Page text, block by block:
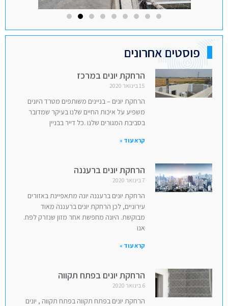
פוסטים אחרונים
הרחקת יונים במרכז
הרחקת יונים – בניינים משותפים מטרד היונים
משפיע על איכות החיים שלנו בעיקר שמדובר
בסביבת המגורים שלנו .כל דייר בבניין
קרא עוד »
הרחקת יונים ברעננה
הרחקת יונים ברעננה יונה מתאפיינת באזורים
עירוניים, לכן הרחקת יונים ברעננה מאוד
מבוקשת. היונה מחפשת אחר מזון שנזרק לפח.
קרא עוד »
הרחקת יונים בפתח תקווה
הרחקת יונים בפתח תקווה בפתח תקווה , יונים